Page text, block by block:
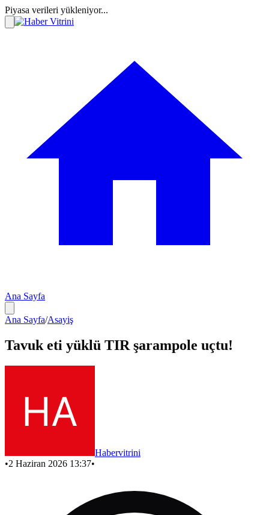
Piyasa verileri yükleniyor...
Ana Sayfa
Ana Sayfa/Asayiş
Tavuk eti yüklü TIR şarampole uçtu!
Habervitrini
•2 Haziran 2026 13:37•